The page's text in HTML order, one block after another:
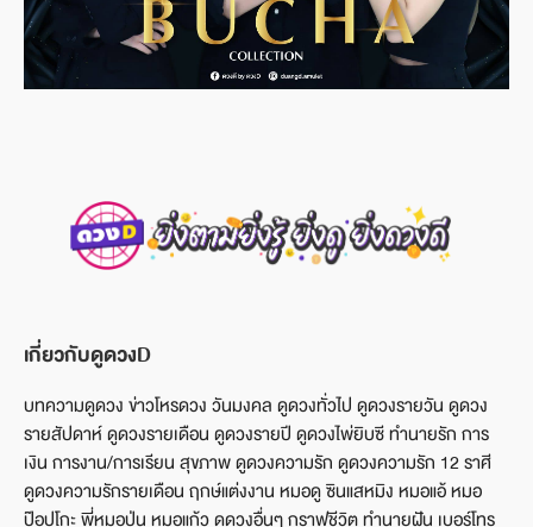
เกี่ยวกับดูดวงD
บทความดูดวง ข่าวโหรดวง วันมงคล ดูดวงทั่วไป ดูดวงรายวัน ดูดวง
รายสัปดาห์ ดูดวงรายเดือน ดูดวงรายปี ดูดวงไพ่ยิบซี ทำนายรัก การ
เงิน การงาน/การเรียน สุขภาพ ดูดวงความรัก ดูดวงความรัก 12 ราศี
ดูดวงความรักรายเดือน ฤกษ์แต่งงาน หมอดู ซินแสหมิง หมอแอ้ หมอ
ป๊อปโกะ พี่หมอปุ่น หมอแก้ว ดูดวงอื่นๆ กราฟชีวิต ทำนายฝัน เบอร์โทร